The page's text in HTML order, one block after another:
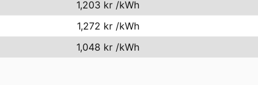
1,203 kr /kWh
1,272 kr /kWh
1,048 kr /kWh